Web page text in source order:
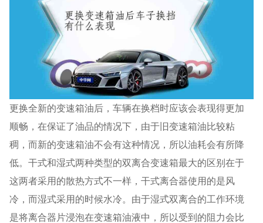
更换全新的变速箱油后，车辆在换档时应该会表现得更加
顺畅，在保证了油品的情况下，由于旧变速箱油比较粘
稠，而新的变速箱油不会有这种情况，所以油耗会有所降
低。干式和湿式两种类型的双离合变速箱最大的区别在于
这两者采用的散热方式不一样，干式离合器使用的是风
冷，而湿式采用的时候水冷。由于湿式双离合的工作环境
是将离合器片浸泡在变速箱油液中，所以受到的阻力会比